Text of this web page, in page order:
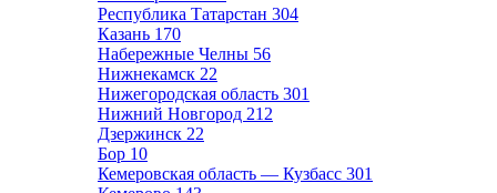
Республика Татарстан 304
Казань 170
Набережные Челны 56
Нижнекамск 22
Нижегородская область 301
Нижний Новгород 212
Дзержинск 22
Бор 10
Кемеровская область — Кузбасс 301